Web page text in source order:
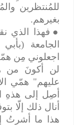
للمُنتظرين
بغيرهم.
●فهذا الذي
الجامعة
اجعلوني مِن
لن أكونَ من
عليهم" همّي
أصِل إلى هذهِ
أنال ذلك إلّا
هذا ما أشرتُ